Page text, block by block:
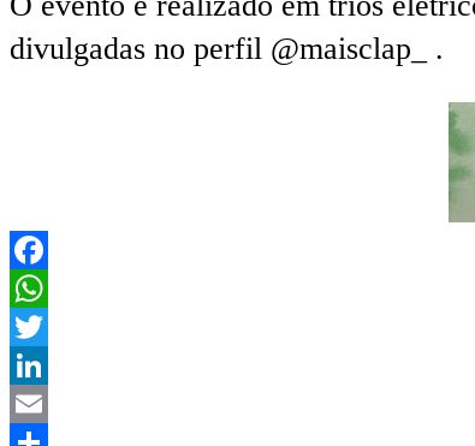
divulgadas no perfil @maisclap_ .
Facebook
WhatsApp
Twitter
LinkedIn